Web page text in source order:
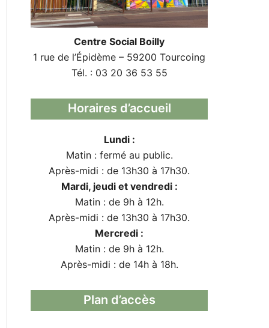
Centre Social Boilly
1 rue de l’Épidème – 59200 Tourcoing
Tél. : 03 20 36 53 55
Horaires d’accueil
Lundi :
Matin : fermé au public.
Après-midi : de 13h30 à 17h30.
Mardi, jeudi et vendredi :
Matin : de 9h à 12h.
Après-midi : de 13h30 à 17h30.
Mercredi :
Matin : de 9h à 12h.
Après-midi : de 14h à 18h.
Plan d’accès